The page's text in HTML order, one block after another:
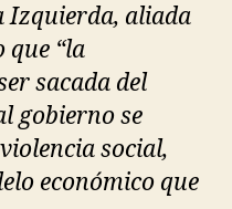
Izquierda, aliada
que “la
sacada del
gobierno se
social,
económico que